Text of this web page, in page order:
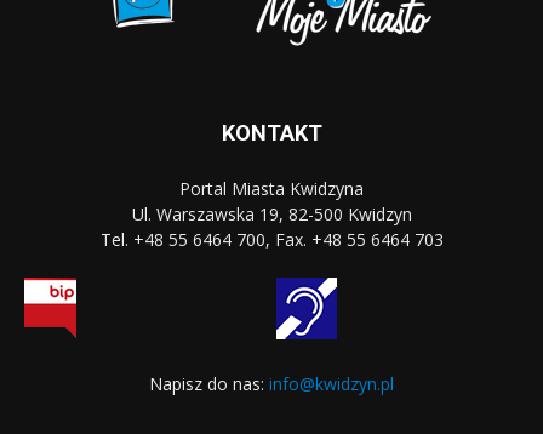
KONTAKT
Portal Miasta Kwidzyna
Ul. Warszawska 19, 82-500 Kwidzyn
Tel. +48 55 6464 700, Fax. +48 55 6464 703
Napisz do nas: info@kwidzyn.pl